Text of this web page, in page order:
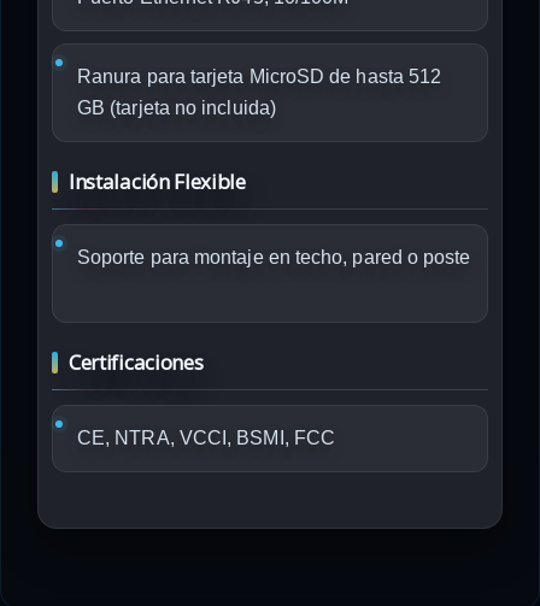
Ranura para tarjeta MicroSD de hasta 512
GB (tarjeta no incluida)
Instalación Flexible
Soporte para montaje en techo, pared o poste
Certificaciones
CE, NTRA, VCCI, BSMI, FCC